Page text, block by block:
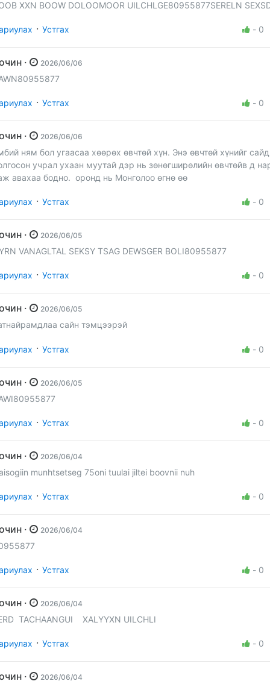
XXN BOOW DOLOOMOOR UILCHLGE80955877SERELN
· Устгах - 0
Зочин · 2026/06/06
· Устгах - 0
Зочин · 2026/06/06
ням бол угаасаа хөөрөх өвчтөй хүн. Энэ өвчтөй хүнийг сайд
учрал ухаан муутай дэр нь зөнөгширөлийн өвчтөйв д
авахаа бодно. оронд нь Монголоо өгнө өө
· Устгах - 0
Зочин · 2026/06/05
VANAGLTAL SEKSY TSAG DEWSGER BOLI80955877
· Устгах - 0
Зочин · 2026/06/05
сайн тэмцээрэй
· Устгах - 0
Зочин · 2026/06/05
· Устгах - 0
Зочин · 2026/06/04
munhtsetseg 75oni tuulai jiltei boovnii nuh
· Устгах - 0
Зочин · 2026/06/04
· Устгах - 0
Зочин · 2026/06/04
TACHAANGUI XALYYXN UILCHLI
· Устгах - 0
Зочин · 2026/06/04